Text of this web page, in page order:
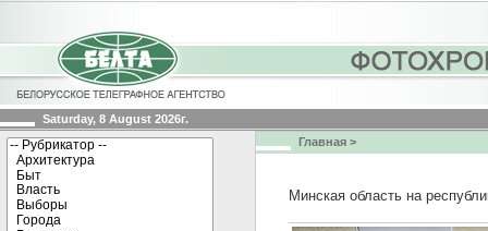
Saturday, 8 August 2026г.
Главная >
Минская область на